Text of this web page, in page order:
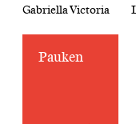
Gabriella Victoria
Pauken